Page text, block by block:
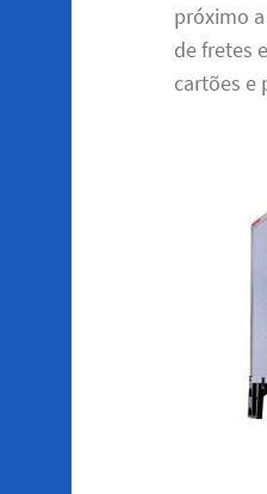
próximo
de fretes
cartões e